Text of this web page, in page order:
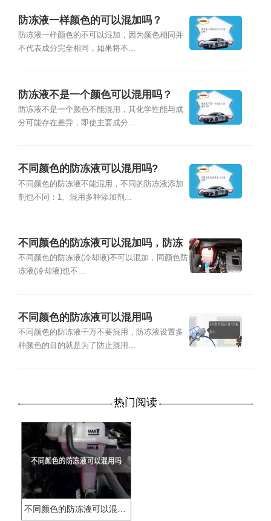
防冻液一样颜色的可以混加吗？
防冻液一样颜色的不可以混加，因为颜色相同并
不代表成分完全相同，如果将不...
防冻液不是一个颜色可以混用吗？
防冻液不是一个颜色不能混用，其化学性能与成
分可能存在差异，即使主要成分...
不同颜色的防冻液可以混用吗?
不同颜色的防冻液不能混用，不同的防冻液添加
剂也不同：1、混用多种添加剂...
不同颜色的防冻液可以混加吗，防冻
液颜色不一样能混加吗
不同颜色的防冻液(冷却液)不可以混加，同颜色防
冻液(冷却液)也不...
不同颜色的防冻液可以混用吗
不同颜色的防冻液千万不要混用，防冻液设置多
种颜色的目的就是为了防止混用...
热门阅读